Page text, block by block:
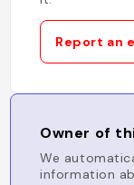
Report an
Owner of
We
information